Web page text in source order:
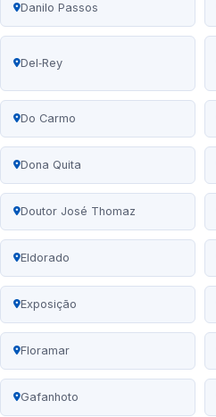
Danilo Passos
Del‑Rey
Do Carmo
Dona Quita
Doutor José Thomaz
Eldorado
Exposição
Floramar
Gafanhoto